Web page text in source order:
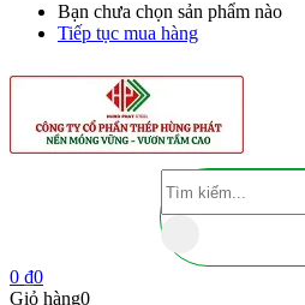
Bạn chưa chọn sản phẩm nào
Tiếp tục mua hàng
0 ₫0
Giỏ hàng0